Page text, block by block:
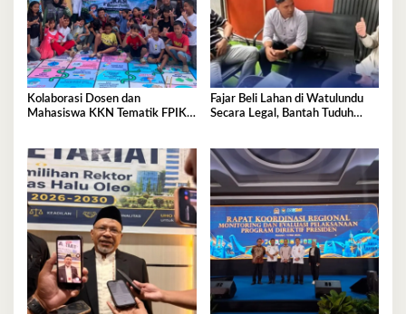
Kolaborasi Dosen dan
Mahasiswa KKN Tematik FPIK
anak di Kelurahan Lapulu
Fajar Beli Lahan di Watulundu
Secara Legal, Bantah Tuduh